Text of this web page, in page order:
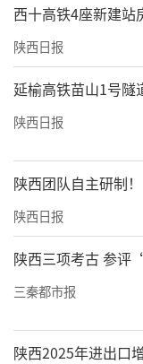
西十高铁4座新建站
陕西日报
延榆高铁苗山1号隧
陕西日报
陕西团队自主研制
陕西日报
陕西三项考古 参评
三秦都市报
陕西2025年进出口